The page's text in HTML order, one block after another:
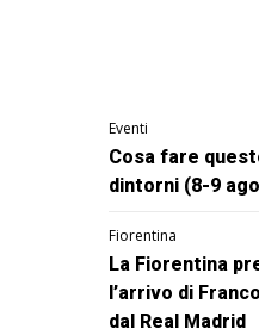
Eventi
Cosa fare
dintorni (8-9
Fiorentina
La Fiorentina
l’arrivo di
dal Real Madrid